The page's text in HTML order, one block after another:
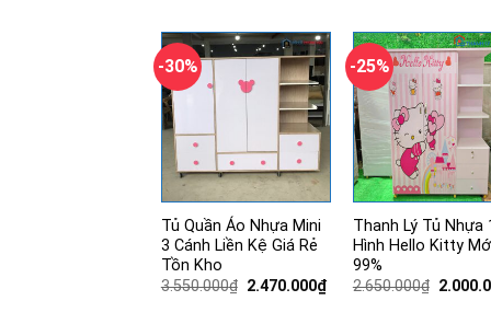
3.240.000₫.
-30%
Tủ Quần Áo Nhựa Mini
3 Cánh Liền Kệ Giá Rẻ
Tồn Kho
3.550.000₫ Giá
2.470.000₫Giá
-25%
Thanh Lý Tủ Nhựa
Hình Hello Kitty
99%
2.650.000₫ Giá